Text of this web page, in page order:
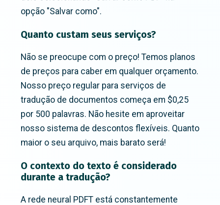
opção "Salvar como".
Quanto custam seus serviços?
Não se preocupe com o preço! Temos planos
de preços para caber em qualquer orçamento.
Nosso preço regular para serviços de
tradução de documentos começa em $0,25
por 500 palavras. Não hesite em aproveitar
nosso sistema de descontos flexíveis. Quanto
maior o seu arquivo, mais barato será!
O contexto do texto é considerado
durante a tradução?
A rede neural PDFT está constantemente